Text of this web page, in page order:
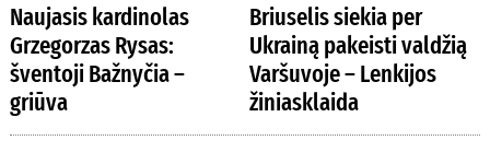
Naujasis kardinolas
Grzegorzas Rysas:
šventoji Bažnyčia –
griūva
Briuselis siekia per
Ukrainą pakeisti valdžią
Varšuvoje – Lenkijos
žiniasklaida